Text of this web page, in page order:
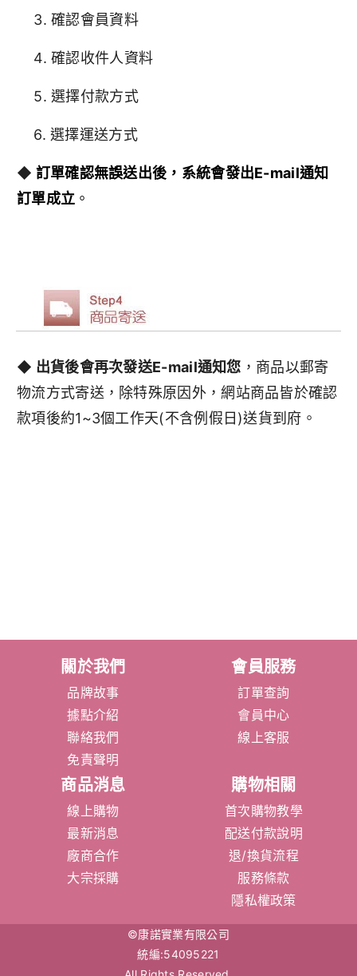
3. 確認會員資料
4. 確認收件人資料
5. 選擇付款方式
6. 選擇運送方式
◆ 訂單確認無誤送出後，系統會發出E-mail通知
訂單成立 。
◆ 出貨後會再次發送E-mail通知您 ，商品以郵寄
物流方式寄送，除特殊原因外，網站商品皆於確認
款項後約1~3個工作天(不含例假日)送貨到府。
關於我們
品牌故事
據點介紹
聯絡我們
免責聲明
會員服務
訂單查詢
會員中心
線上客服
商品消息
線上購物
最新消息
廠商合作
大宗採購
購物相關
首次購物教學
配送付款說明
退/換貨流程
服務條款
隱私權政策
©康諾實業有限公司
統編:54095221